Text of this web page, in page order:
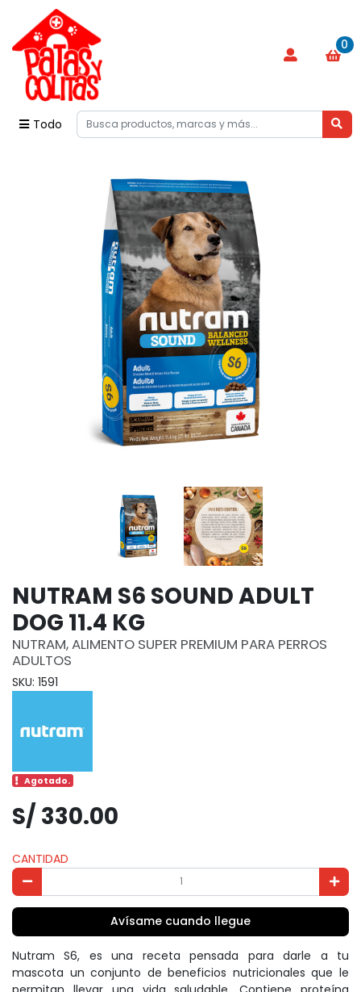
Todo
0
NUTRAM S6 SOUND ADULT
DOG 11.4 KG
NUTRAM, ALIMENTO SUPER PREMIUM PARA PERROS
ADULTOS
SKU: 1591
Agotado.
S/ 330.00
CANTIDAD
Avísame cuando llegue
Nutram S6, es una receta pensada para darle a tu
mascota un conjunto de beneficios nutricionales que le